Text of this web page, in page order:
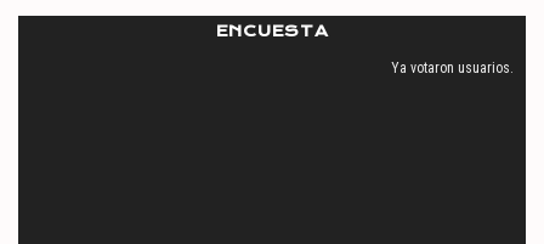
ENCUESTA
Ya votaron usuarios.